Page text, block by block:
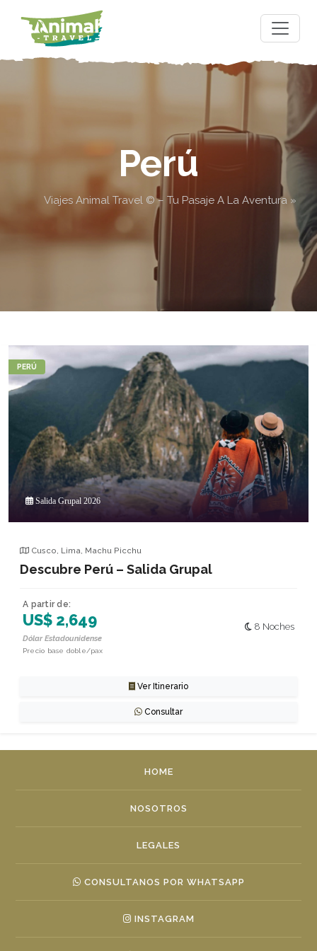
Perú
Viajes Animal Travel © – Tu Pasaje A La Aventura »
Salida Grupal 2026
Cusco Lima Machu Picchu
Descubre Perú – Salida Grupal
A partir de:
US$ 2,649
Dólar Estadounidense
Precio base doble/pax
8 Noches
Ver Itinerario
Consultar
PERÚ
HOME
NOSOTROS
LEGALES
CONSULTANOS POR WHATSAPP
INSTAGRAM